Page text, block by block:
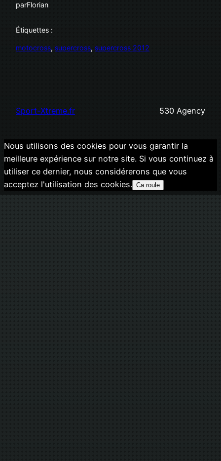
parFlorian
Étiquettes :
motocross, supercross, supercross 2012
Sport-Xtreme.fr 530 Agency
Nous utilisons des cookies pour vous garantir la
meilleure expérience sur notre site. Si vous continuez à
utiliser ce dernier, nous considérerons que vous
acceptez l'utilisation des cookies. Ca roule